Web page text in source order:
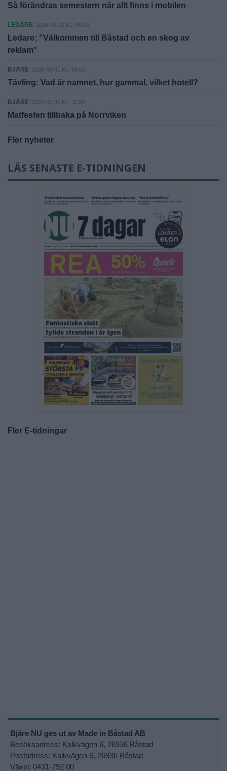
Så förändras semestern när allt finns i mobilen
LEDARE 2026-08-02 KL. 06:00
Ledare: "Välkommen till Båstad och en skog av
reklam"
BJÄRE 2026-08-01 KL. 06:00
Tävling: Vad är namnet, hur gammal, vilket hotell?
BJÄRE 2026-07-31 KL. 11:00
Matfesten tillbaka på Norrviken
Fler nyheter
LÄS SENASTE E-TIDNINGEN
Fler E-tidningar
Bjäre NU ges ut av Made in Båstad AB
Besöksadress: Kalkvägen 6, 26936 Båstad
Postadress: Kalkvägen 6, 26936 Båstad
Växel: 0431-792 00